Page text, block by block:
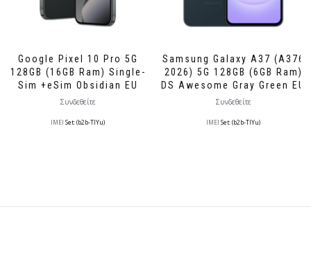
Google Pixel 10 Pro 5G
128GB (16GB Ram) Single-
Sim +eSim Obsidian EU
Συνδεθείτε
IMEI Set: (b2b-TlYu)
Samsung Galaxy A37 (A376
2026) 5G 128GB (6GB Ram)
DS Awesome Gray Green EU
Συνδεθείτε
IMEI Set: (b2b-TlYu)